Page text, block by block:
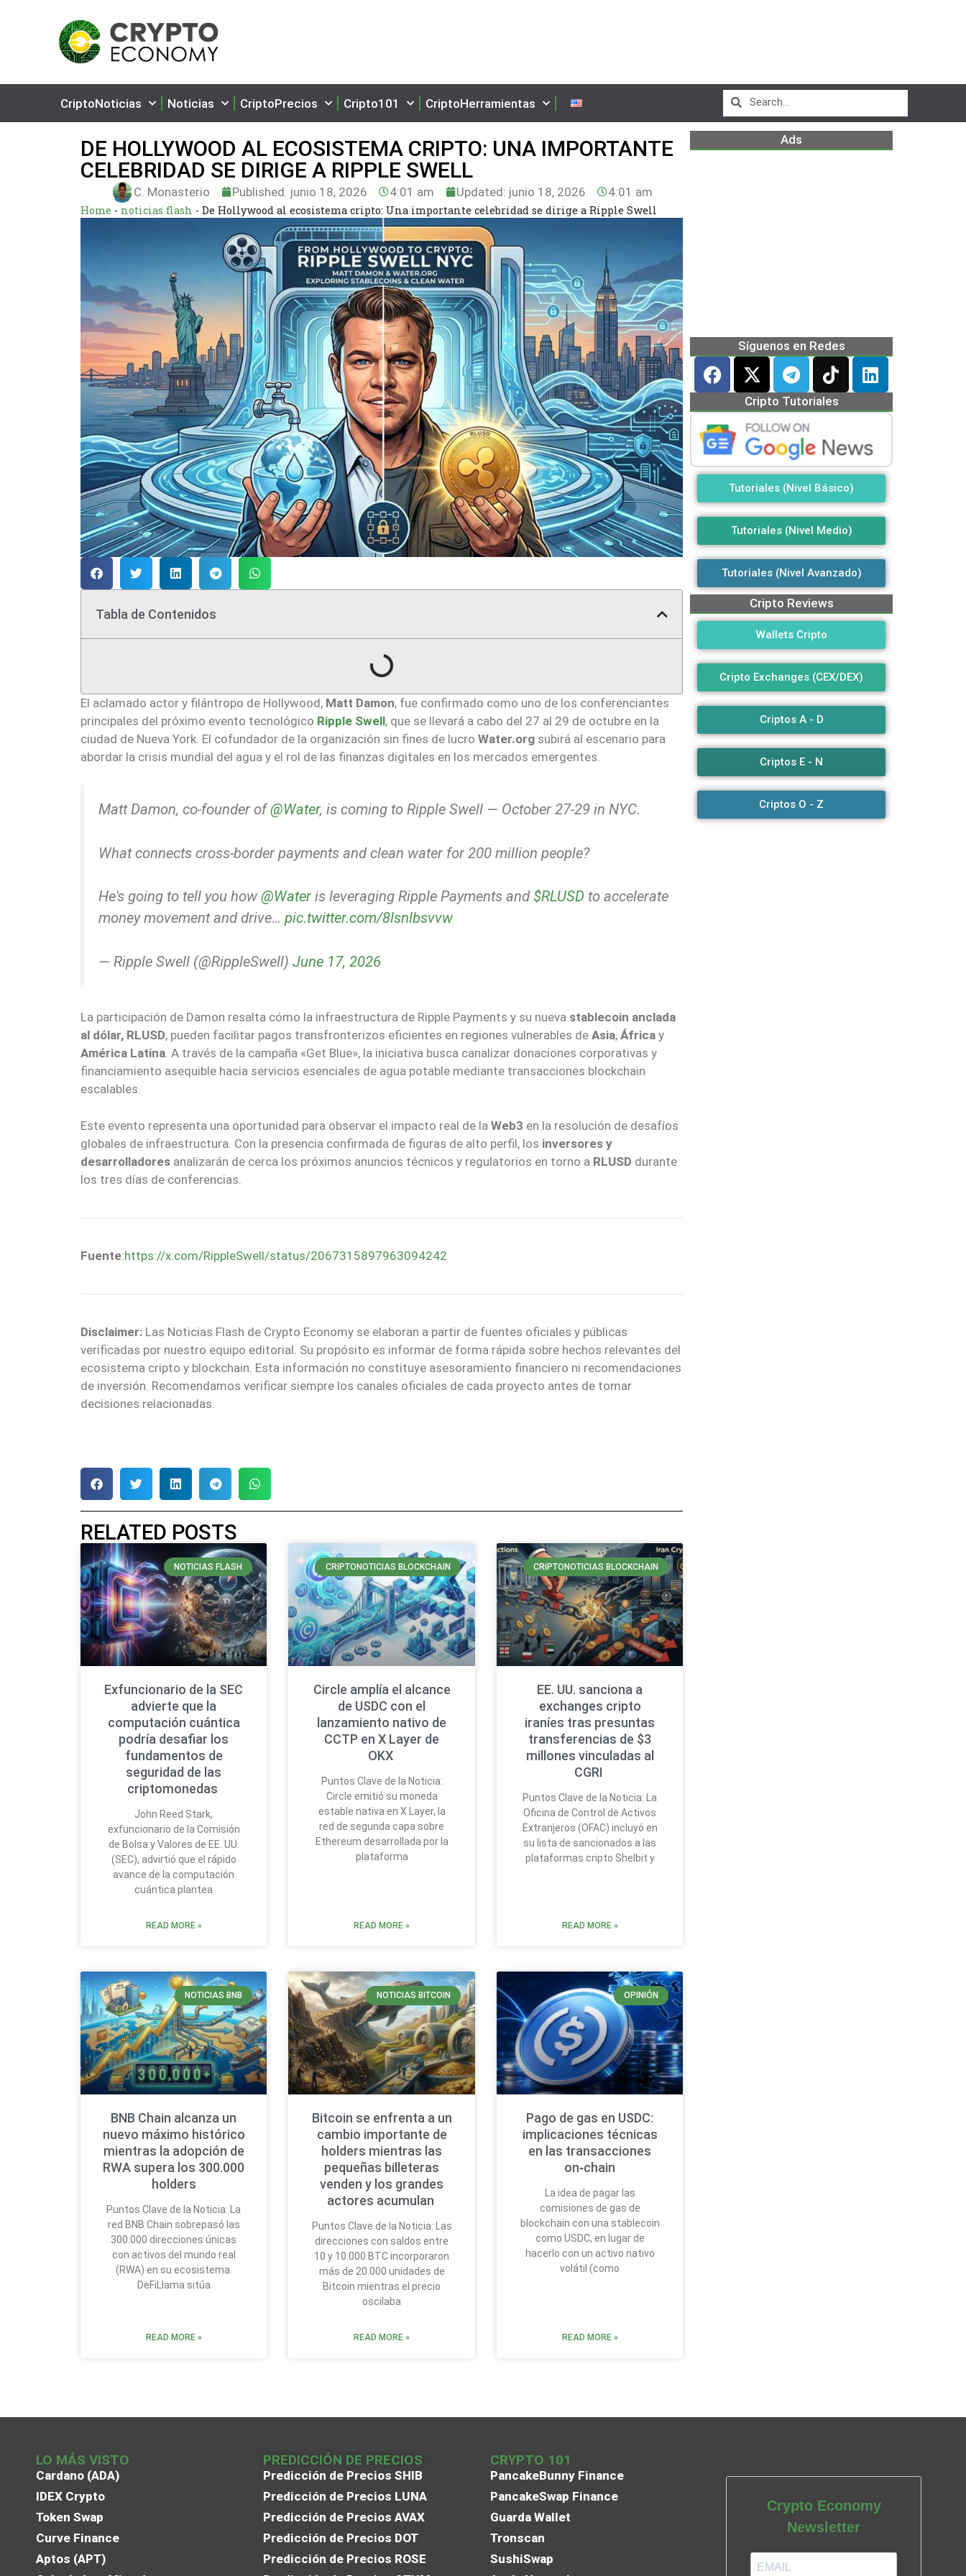
CriptoNoticias Noticias CriptoPrecios Cripto101 CriptoHerramientas
DE HOLLYWOOD AL ECOSISTEMA CRIPTO: UNA IMPORTANTE
CELEBRIDAD SE DIRIGE A RIPPLE SWELL
C. Monasterio Published: junio 18, 2026 4:01 am Updated: junio 18, 2026 4:01 am
Home - noticias flash - De Hollywood al ecosistema cripto: Una importante celebridad se dirige a Ripple Swell
Tabla de Contenidos
El aclamado actor y filántropo de Hollywood, Matt Damon, fue confirmado como uno de los conferenciantes
principales del próximo evento tecnológico Ripple Swell, que se llevará a cabo del 27 al 29 de octubre en la
ciudad de Nueva York. El cofundador de la organización sin fines de lucro Water.org subirá al escenario para
abordar la crisis mundial del agua y el rol de las finanzas digitales en los mercados emergentes.
Matt Damon, co-founder of@Water, is coming to Ripple Swell — October 27-29 in NYC.
What connects cross-border payments and clean water for 200 million people?
He's going to tell you how @Water is leveraging Ripple Payments and$RLUSD to accelerate
money movement and drive… pic.twitter.com/8lsnlbsvvw
— Ripple Swell (@RippleSwell) June 17, 2026
La participación de Damon resalta cómo la infraestructura de Ripple Payments y su nueva stablecoin anclada
al dólar, RLUSD, pueden facilitar pagos transfronterizos eficientes en regiones vulnerables de Asia, África y
América Latina. A través de la campaña «Get Blue», la iniciativa busca canalizar donaciones corporativas y
financiamiento asequible hacia servicios esenciales de agua potable mediante transacciones blockchain
escalables.
Este evento representa una oportunidad para observar el impacto real de la Web3 en la resolución de desafíos
globales de infraestructura. Con la presencia confirmada de figuras de alto perfil, los inversores y
desarrolladores analizarán de cerca los próximos anuncios técnicos y regulatorios en torno a RLUSD durante
los tres días de conferencias.
Fuente:https://x.com/RippleSwell/status/2067315897963094242
Disclaimer: Las Noticias Flash de Crypto Economy se elaboran a partir de fuentes oficiales y públicas
verificadas por nuestro equipo editorial. Su propósito es informar de forma rápida sobre hechos relevantes del
ecosistema cripto y blockchain. Esta información no constituye asesoramiento financiero ni recomendaciones
de inversión. Recomendamos verificar siempre los canales oficiales de cada proyecto antes de tomar
decisiones relacionadas.
RELATED POSTS
NOTICIAS FLASH
Exfuncionario de la SEC
advierte que la
computación cuántica
podría desafiar los
fundamentos de
seguridad de las
criptomonedas
John Reed Stark,
exfuncionario de la Comisión
de Bolsa y Valores de EE. UU.
(SEC), advirtió que el rápido
avance de la computación
cuántica plantea
READ MORE »
CRIPTONOTICIAS BLOCKCHAIN
Circle amplía el alcance
de USDC con el
lanzamiento nativo de
CCTP en X Layer de
OKX
Puntos Clave de la Noticia:
Circle emitió su moneda
estable nativa en X Layer, la
red de segunda capa sobre
Ethereum desarrollada por la
plataforma
READ MORE »
CRIPTONOTICIAS BLOCKCHAIN
EE. UU. sanciona a
exchanges cripto
iraníes tras presuntas
transferencias de $3
millones vinculadas al
CGRI
Puntos Clave de la Noticia: La
Oficina de Control de Activos
Extranjeros (OFAC) incluyó en
su lista de sancionados a las
plataformas cripto Shelbit y
READ MORE »
NOTICIAS BNB
BNB Chain alcanza un
nuevo máximo histórico
mientras la adopción de
RWA supera los 300.000
holders
Puntos Clave de la Noticia: La
red BNB Chain sobrepasó las
300.000 direcciones únicas
con activos del mundo real
(RWA) en su ecosistema.
DeFiLlama sitúa
READ MORE »
NOTICIAS BITCOIN
Bitcoin se enfrenta a un
cambio importante de
holders mientras las
pequeñas billeteras
venden y los grandes
actores acumulan
Puntos Clave de la Noticia: Las
direcciones con saldos entre
10 y 10.000 BTC incorporaron
más de 20.000 unidades de
Bitcoin mientras el precio
oscilaba
READ MORE »
OPINIÓN
Pago de gas en USDC:
implicaciones técnicas
en las transacciones
on‑chain
La idea de pagar las
comisiones de gas de
blockchain con una stablecoin
como USDC, en lugar de
hacerlo con un activo nativo
volátil (como
READ MORE »
Ads
Síguenos en Redes
Cripto Tutoriales
Tutoriales (Nivel Básico)
Tutoriales (Nivel Medio)
Tutoriales (Nivel Avanzado)
Cripto Reviews
Wallets Cripto
Cripto Exchanges (CEX/DEX)
Criptos A - D
Criptos E - N
Criptos O - Z
LO MÁS VISTO
Cardano (ADA)
IDEX Crypto
Token Swap
Curve Finance
Aptos (APT)
PREDICCIÓN DE PRECIOS
Predicción de Precios SHIB
Predicción de Precios LUNA
Predicción de Precios AVAX
Predicción de Precios DOT
Predicción de Precios ROSE
CRYPTO 101
PancakeBunny Finance
PancakeSwap Finance
Guarda Wallet
Tronscan
SushiSwap
Crypto Economy
Newsletter